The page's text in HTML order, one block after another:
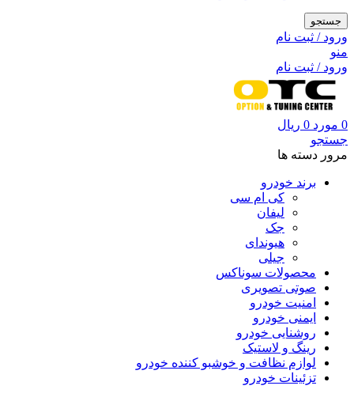
جستجو
ورود / ثبت نام
منو
ورود / ثبت نام
0 مورد 0 ریال
جستجو
مرور دسته ها
برند خودرو
کی ام سی
لیفان
جک
هیوندای
جیلی
محصولات سوناکس
صوتی تصویری
امنیت خودرو
ایمنی خودرو
روشنایی خودرو
رینگ و لاستیک
لوازم نظافت و خوشبو کننده خودرو
تزئینات خودرو